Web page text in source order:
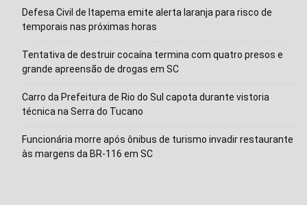
Defesa Civil de Itapema emite alerta laranja para risco de
temporais nas próximas horas
Tentativa de destruir cocaína termina com quatro presos e
grande apreensão de drogas em SC
Carro da Prefeitura de Rio do Sul capota durante vistoria
técnica na Serra do Tucano
Funcionária morre após ônibus de turismo invadir restaurante
às margens da BR-116 em SC
Isso vai fechar em